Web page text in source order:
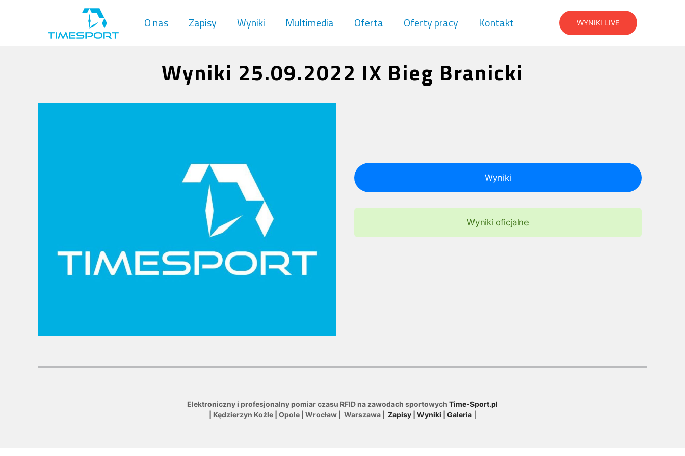
O nas Zapisy Wyniki Multimedia Oferta Oferty pracy Kontakt WYNIKI LIVE
Wyniki 25.09.2022 IX Bieg Branicki
Wyniki
Wyniki oficjalne
Elektroniczny i profesjonalny pomiar czasu RFID na zawodach sportowych Time-Sport.pl
| Kędzierzyn Koźle | Opole | Wrocław | Warszawa | Zapisy| Wyniki Galeria|